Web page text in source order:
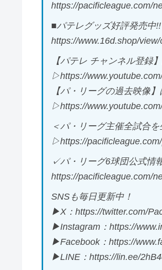
https://pacificleague.com/
■パテレグッズ好評発売中
https://www.16d.shop/
【パテレ チャンネル登録
▷https://
【パ・リーグの過去映像】
▷https://
＜パ・リーグ主催全試合
▷https://
✓パ・リーグ6球団公式情
https://pacificleague.com/
SNSも毎日更新中！
▶X：https://twitter.com/
▶Instagram：https://
▶Facebook：https://
▶LINE：https://lin.ee/